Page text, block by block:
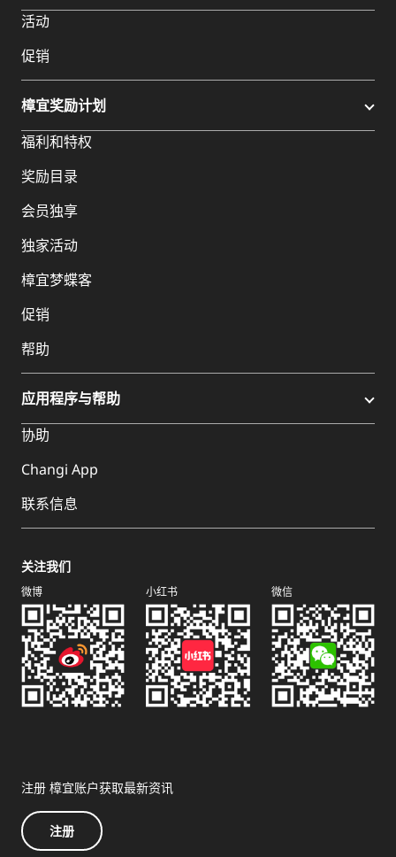
活动
促销
樟宜奖励计划
福利和特权
奖励目录
会员独享
独家活动
樟宜梦蝶客
促销
帮助
应用程序与帮助
协助
Changi App
联系信息
关注我们
微博 小红书 微信
注册 樟宜账户获取最新资讯
注册